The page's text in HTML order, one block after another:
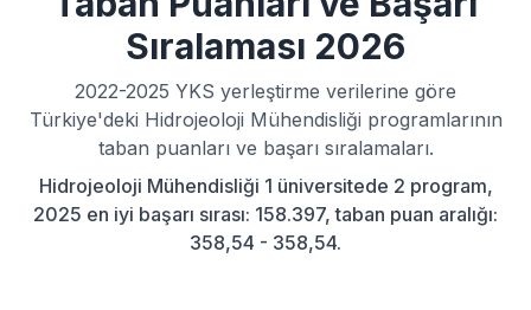
Sıralaması 2026
2022-2025 YKS yerleştirme verilerine göre
Türkiye'deki Hidrojeoloji Mühendisliği programlarının
taban puanları ve başarı sıralamaları.
Hidrojeoloji Mühendisliği 1 üniversitede 2 program,
2025 en iyi başarı sırası: 158.397, taban puan aralığı:
358,54 - 358,54.